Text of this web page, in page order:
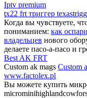
Iptv premium
tx22 frt триггер
Когда вы чувствуете,
пониманием: как
владельцев нового
делаете пасо-а-пасо и
Best AK FRT
Custom ak mags Custom
www.factolex.pl
Вы можете купить